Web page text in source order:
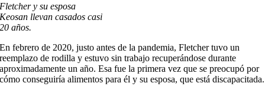
Fletcher y su esposa
Keosan llevan casados casi
20 años.
En febrero de 2020, justo antes de la pandemia, Fletcher tuvo un
reemplazo de rodilla y estuvo sin trabajo recuperándose durante
aproximadamente un año. Esa fue la primera vez que se preocupó por
cómo conseguiría alimentos para él y su esposa, que está discapacitada.